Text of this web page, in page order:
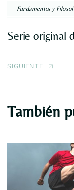
Fundamentos y
Serie original
SIGUIENTE
También